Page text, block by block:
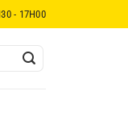
- 17H00